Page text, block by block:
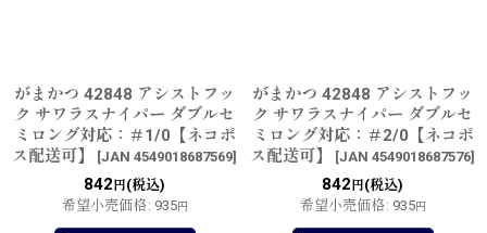
がまかつ 42848 アシストフッ
ク サワラスナイパー ダブルセ
ミロング対応：＃1/0【ネコポ
ス配送可】
[JAN 4549018687569]
842 円(税込)
希望小売価格: 935円
がまかつ 42848 アシストフッ
ク サワラスナイパー ダブルセ
ミロング対応：＃2/0【ネコポ
ス配送可】
[JAN 4549018687576]
842 円(税込)
希望小売価格: 935円